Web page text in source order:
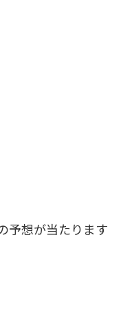
予想が当たります